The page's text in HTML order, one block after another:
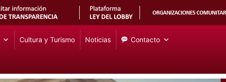
Cultura y Turismo Noticias Contacto